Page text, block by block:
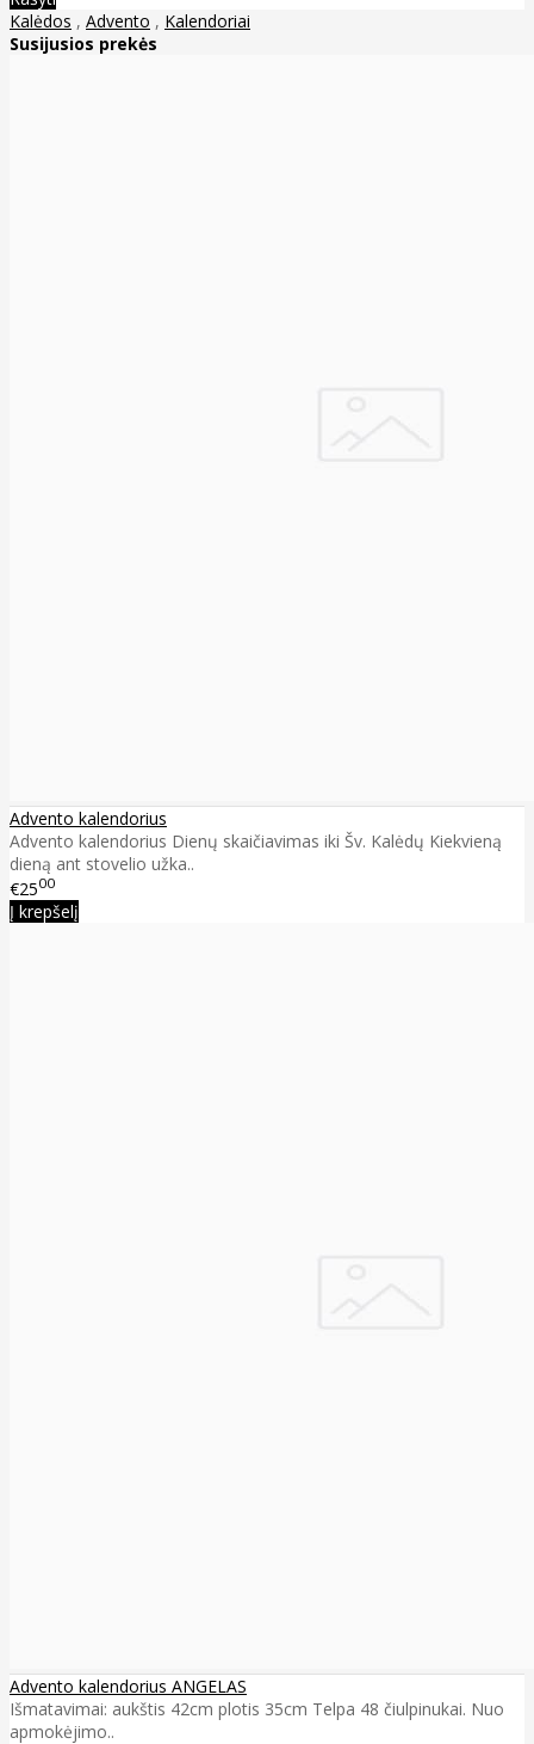
Kalėdos , Advento , Kalendoriai
Susijusios prekės
Advento kalendorius
Advento kalendorius Dienų skaičiavimas iki Šv. Kalėdų Kiekvieną
dieną ant stovelio užka..
€2500
Į krepšelį
Advento kalendorius ANGELAS
Išmatavimai: aukštis 42cm plotis 35cm Telpa 48 čiulpinukai. Nuo
apmokėjimo..